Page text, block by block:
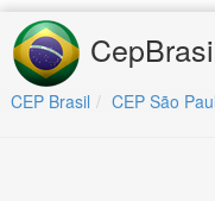
CEP Brasil CEP São